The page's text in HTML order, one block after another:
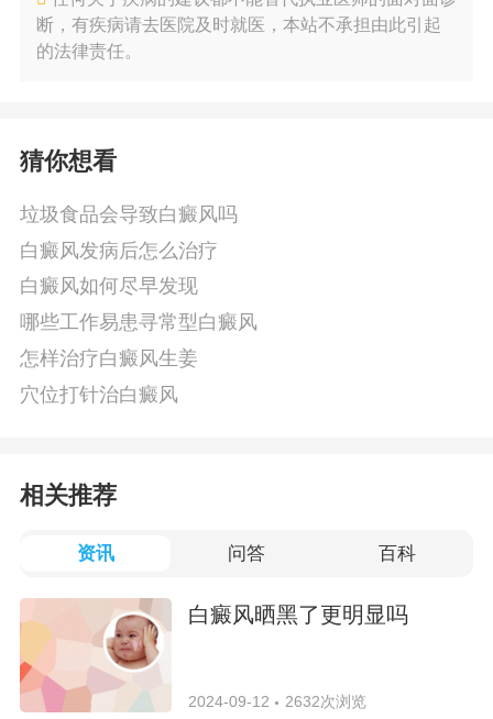
断，有疾病请去医院及时就医，本站不承担由此引起
的法律责任。
猜你想看
垃圾食品会导致白癜风吗
白癜风发病后怎么治疗
白癜风如何尽早发现
哪些工作易患寻常型白癜风
怎样治疗白癜风生姜
穴位打针治白癜风
相关推荐
资讯 问答 百科
白癜风晒黑了更明显吗
2024-09-12 2632次浏览